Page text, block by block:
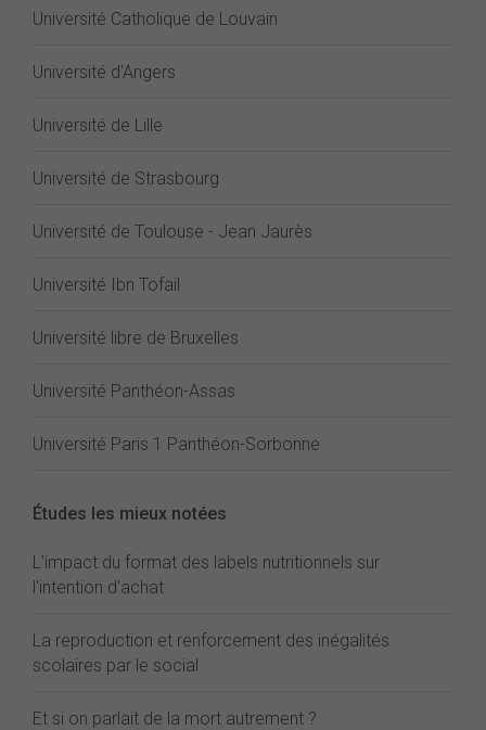
Université Catholique de Louvain
Université d'Angers
Université de Lille
Université de Strasbourg
Université de Toulouse - Jean Jaurès
Université Ibn Tofail
Université libre de Bruxelles
Université Panthéon-Assas
Université Paris 1 Panthéon-Sorbonne
Études les mieux notées
L'impact du format des labels nutritionnels sur
l'intention d'achat
La reproduction et renforcement des inégalités
scolaires par le social
Et si on parlait de la mort autrement ?